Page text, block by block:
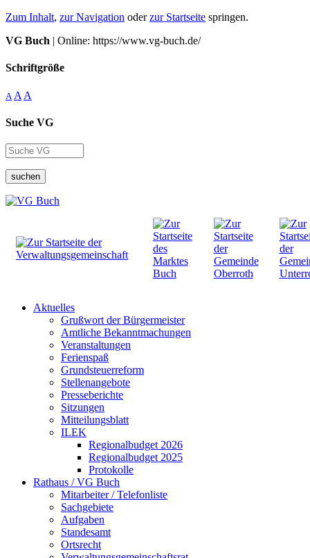
Zum Inhalt, zur Navigation oderzur Startseite springen.
VG Buch | Online: https://www.vg-buch.de/
Schriftgröße
A A A
Suche VG
suchen
Aktuelles
Grußwort der Bürgermeister
Amtliche Bekanntmachungen
Veranstaltungen
Ferienspaß
Grundsteuerreform
Stellenangebote
Presseberichte
Sitzungen
Mitteilungsblatt
ILEK
Regionalbudget 2026
Regionalbudget 2025
Protokolle
Rathaus / VG Buch
Mitarbeiter / Telefonliste
Sachgebiete
Aufgaben
Standesamt
Ortsrecht